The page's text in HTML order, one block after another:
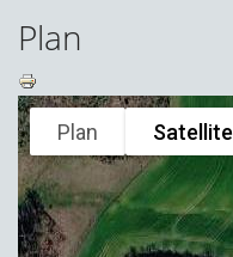
Plan
Plan Satellite